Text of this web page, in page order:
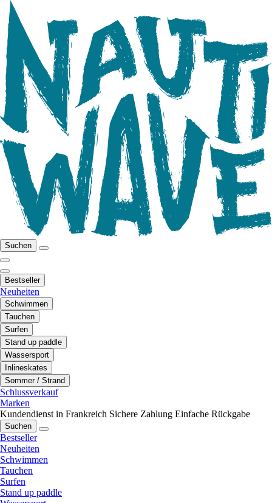
Suchen
Bestseller
Neuheiten
Schwimmen
Tauchen
Surfen
Stand up paddle
Wassersport
Inlineskates
Sommer / Strand
Schlussverkauf
Marken
Kundendienst in Frankreich Sichere Zahlung Einfache Rückgabe
Suchen
Bestseller
Neuheiten
Schwimmen
Tauchen
Surfen
Stand up paddle